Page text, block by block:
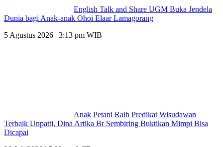
English Talk and Share UGM Buka Jendela
Dunia bagi Anak-anak Ohoi Elaar Lamagorang
5 Agustus 2026 | 3:13 pm WIB
Anak Petani Raih Predikat Wisudawan
Terbaik Unpatti, Dina Artika Br Sembiring Buktikan Mimpi Bisa
Dicapai